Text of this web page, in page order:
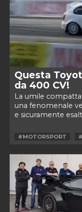
Questa
da 400 CV!
La umile
una fenomenale
e sicuramente
#MOTORSPORT